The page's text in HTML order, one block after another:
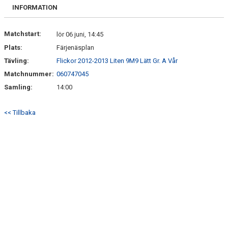
BILDGALLERI
OM KLUBBEN
SPORTADMIN SUPPORT
INFORMATION
Matchstart:
lör 06 juni, 14:45
Plats:
Färjenäsplan
Tävling:
Flickor 2012-2013 Liten 9M9 Lätt Gr. A Vår
Matchnummer: 060747045
Samling:
14:00
<< Tillbaka